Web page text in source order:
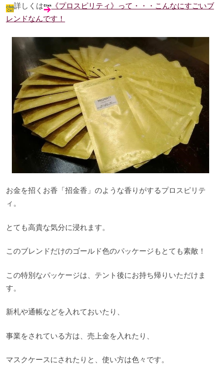
詳しくは
《プロスピリティ》って・・・こんなにすごいブ
レンドなんです！
お金を招くお香「招金香」のような香りがするプロスピリテ
ィ。
とても高貴な気分に浸れます。
このブレンドだけのゴールド色のパッケージもとても素敵！
この特別なパッケージは、テント後にお持ち帰りいただけま
す。
新札や通帳などを入れておいたり、
事業をされている方は、売上金を入れたり、
マスクケースにされたりと、使い方は色々です。